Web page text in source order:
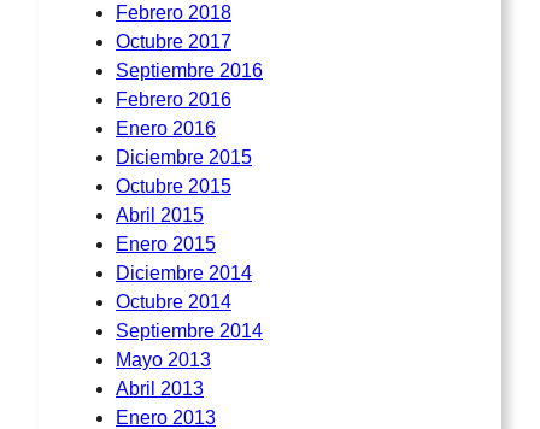
Febrero 2018
Octubre 2017
Septiembre 2016
Febrero 2016
Enero 2016
Diciembre 2015
Octubre 2015
Abril 2015
Enero 2015
Diciembre 2014
Octubre 2014
Septiembre 2014
Mayo 2013
Abril 2013
Enero 2013